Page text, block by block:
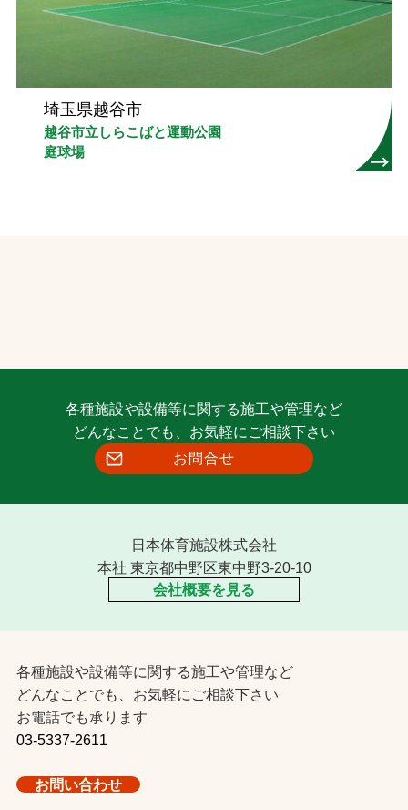
埼玉県越谷市
越谷市立しらこばと運動公園
庭球場
各種施設や設備等に関する施工や管理など
どんなことでも、お気軽にご相談下さい
お問合せ
日本体育施設株式会社
本社 東京都中野区東中野3-20-10
会社概要を見る
各種施設や設備等に関する施工や管理など
どんなことでも、お気軽にご相談下さい
お電話でも承ります
03-5337-2611
お問い合わせ